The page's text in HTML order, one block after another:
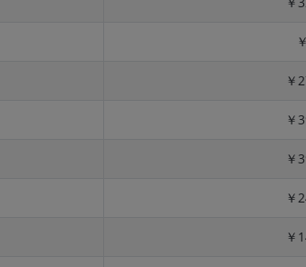
￥
￥
￥
￥
￥